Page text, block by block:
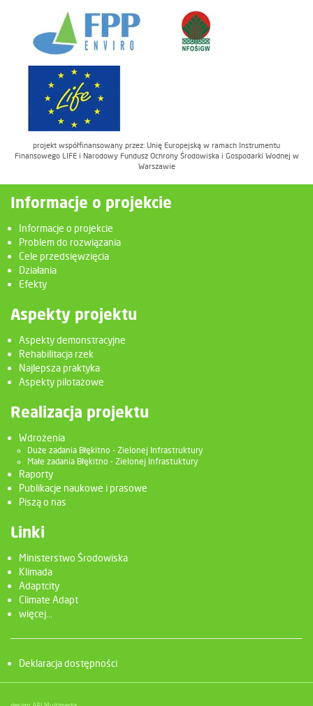
projekt współfinansowany przez: Unię Europejską w ramach Instrumentu
Finansowego LIFE i Narodowy Fundusz Ochrony Środowiska i Gospodarki Wodnej w
Warszawie
Informacje o projekcie
Informacje o projekcie
Problem do rozwiązania
Cele przedsięwzięcia
Działania
Efekty
Aspekty projektu
Aspekty demonstracyjne
Rehabilitacja rzek
Najlepsza praktyka
Aspekty pilotażowe
Realizacja projektu
Wdrożenia
Duże zadania Błękitno - Zielonej Infrastruktury
Małe zadania Błękitno - Zielonej Infrastuktury
Raporty
Publikacje naukowe i prasowe
Piszą o nas
Linki
Ministerstwo Środowiska
Klimada
Adaptcity
Climate Adapt
więcej...
Deklaracja dostępności